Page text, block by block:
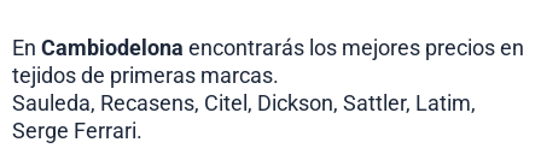
En Cambiodelona encontrarás los mejores precios en
tejidos de primeras marcas.
Sauleda, Recasens, Citel, Dickson, Sattler, Latim,
Serge Ferrari.